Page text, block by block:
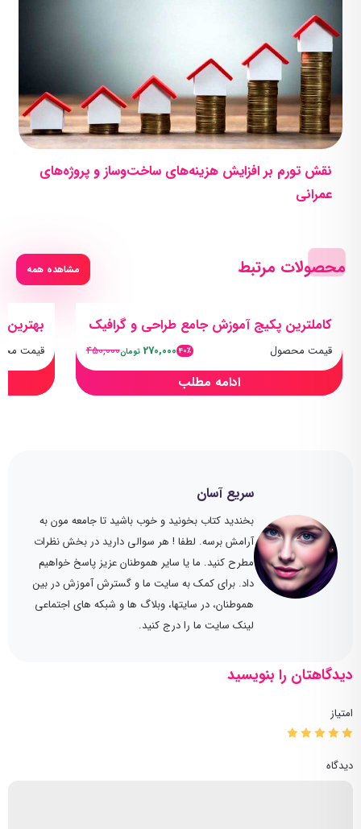
سریع آسان
بخندید کتاب بخونید و خوب باشید تا جامعه مون به
آرامش برسه. لطفا ! هر سوالی دارید در بخش نظرات
مطرح کنید. ما یا سایر هموطنان عزیز پاسخ خواهیم
داد. برای کمک به سایت ما و گسترش آموزش در بین
هموطنان، در سایتها، وبلاگ ها و شبکه های اجتماعی
لینک سایت ما را درج کنید.
نقش تورم بر افزایش هزینه‌های ساخت‌وساز و پروژه‌های
عمرانی
محصولات مرتبط مشاهده همه
کاملترین پکیج آموزش جامع طراحی و گرافیک
قیمت محصول 40٪ 270,000 تومان450,000
ادامه مطلب
قیمت
دیدگاهتان را بنویسید
امتیاز
دیدگاه